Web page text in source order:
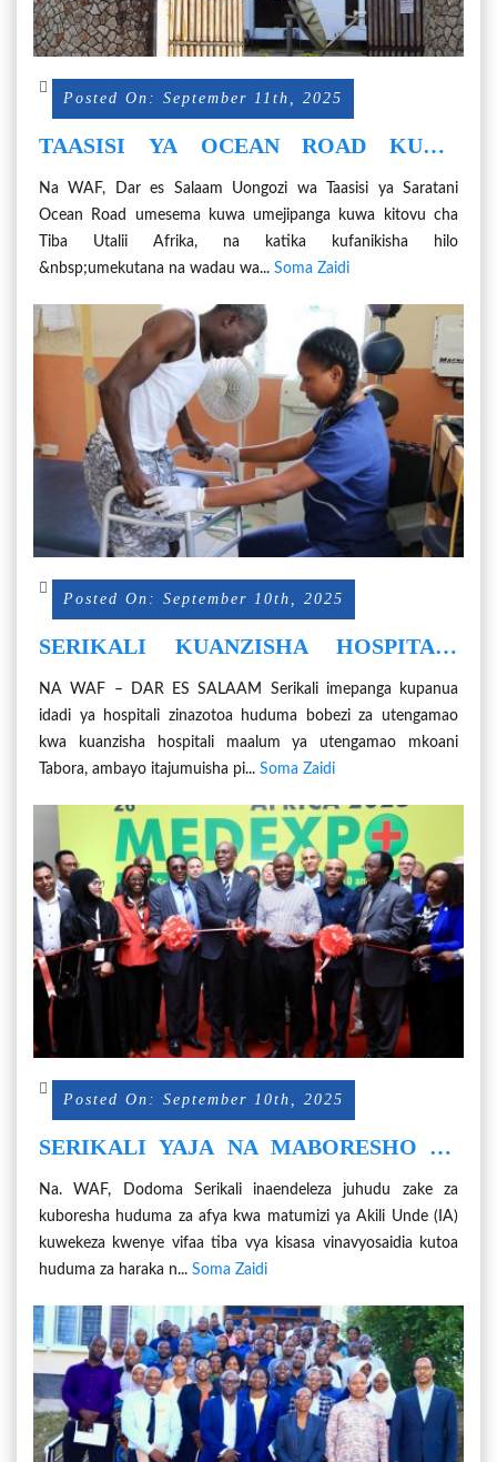
Posted On: September 11th, 2025
TAASISI YA OCEAN ROAD KUWA
DKT. MSEMO
Na WAF, Dar es Salaam Uongozi wa Taasisi ya Saratani
Ocean Road umesema kuwa umejipanga kuwa kitovu cha
Tiba Utalii Afrika, na katika kufanikisha hilo
&nbsp;umekutana na wadau wa... Soma Zaidi
Posted On: September 10th, 2025
SERIKALI KUANZISHA HOSPITALI
NA WAF – DAR ES SALAAM Serikali imepanga kupanua
idadi ya hospitali zinazotoa huduma bobezi za utengamao
kwa kuanzisha hospitali maalum ya utengamao mkoani
Tabora, ambayo itajumuisha pi... Soma Zaidi
Posted On: September 10th, 2025
SERIKALI YAJA NA MABORESHO YA
UNDE
Na. WAF, Dodoma Serikali inaendeleza juhudu zake za
kuboresha huduma za afya kwa matumizi ya Akili Unde (IA)
kuwekeza kwenye vifaa tiba vya kisasa vinavyosaidia kutoa
huduma za haraka n... Soma Zaidi